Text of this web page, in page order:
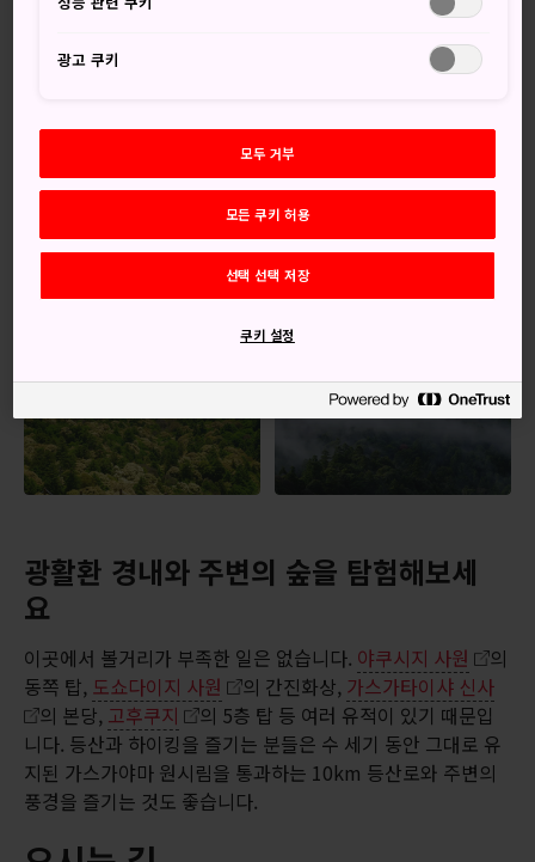
하는 명소입니다.
을 위쪽으로 향한 자세는 오른손으로 사람들에게 힘을 주고 왼
손으로 소원을 이루어주겠다는 약속을 상징합니다. 불상의 몸
체는 세월이 흐르면서 여러 번 보수했지만, 토대의 연꽃잎 부
분과 양쪽 무릎 부위는 처음 만들었을 때 모습 그대로 유지되
고 있습니다.
광활환 경내와 주변의 숲을 탐험해보세
요
이곳에서 볼거리가 부족한 일은 없습니다. 야쿠시지 사원
의
동쪽 탑, 도쇼다이지 사원 의 간진화상, 가스가타이샤 신사
의 본당, 고후쿠지
의 5층 탑 등 여러 유적이 있기 때문입
니다. 등산과 하이킹을 즐기는 분들은 수 세기 동안 그대로 유
지된 가스가야마 원시림을 통과하는 10km 등산로와 주변의
풍경을 즐기는 것도 좋습니다.
광고 쿠키
모두 거부
모든 쿠키 허용
선택 선택 저장
쿠키 설정